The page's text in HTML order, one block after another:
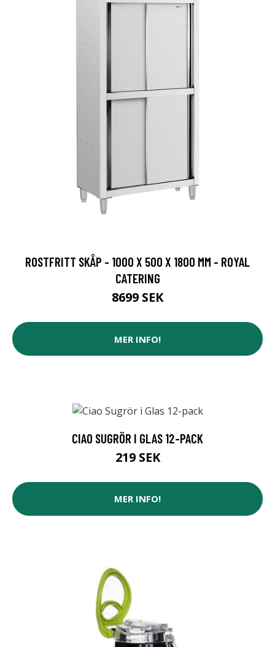
ROSTFRITT SKÅP - 1000 X 500 X 1800 MM - ROYAL
CATERING
8699 SEK
MER INFO!
CIAO SUGRÖR I GLAS 12-PACK
219 SEK
MER INFO!